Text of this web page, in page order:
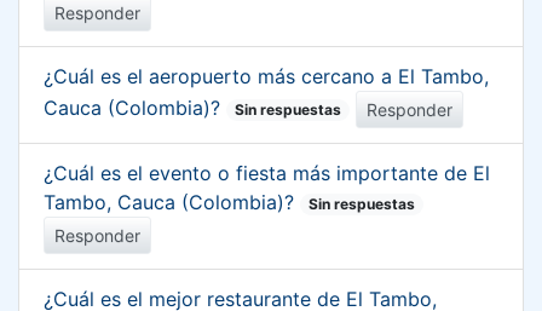
Responder
¿Cuál es el aeropuerto más cercano a El Tambo,
Cauca (Colombia)?
Sin respuestas Responder
¿Cuál es el evento o fiesta más importante de El
Tambo, Cauca (Colombia)?
Sin respuestas
Responder
¿Cuál es el mejor restaurante de El Tambo,